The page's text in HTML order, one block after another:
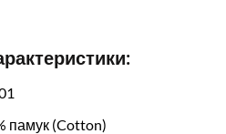
памук (Cotton)